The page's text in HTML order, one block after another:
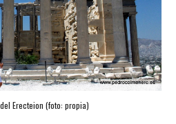
Erecteion (foto: propia)